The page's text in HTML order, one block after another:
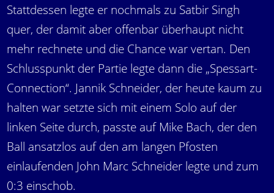
Stattdessen legte er nochmals zu Satbir Singh
quer, der damit aber offenbar überhaupt nicht
mehr rechnete und die Chance war vertan. Den
Schlusspunkt der Partie legte dann die „Spessart-
Connection“. Jannik Schneider, der heute kaum zu
halten war setzte sich mit einem Solo auf der
linken Seite durch, passte auf Mike Bach, der den
Ball ansatzlos auf den am langen Pfosten
einlaufenden John Marc Schneider legte und zum
0:3 einschob.